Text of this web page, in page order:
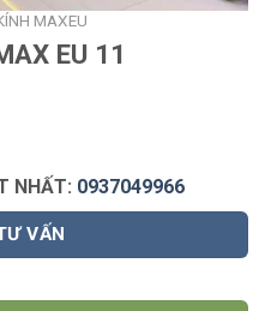
MAXEU
EU 11
NHẤT: 0937049966
VẤN